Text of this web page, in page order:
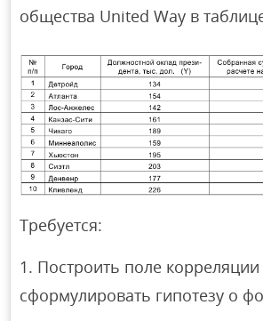
общества United Way в
Требуется:
Построить поле корреляции
сформулировать гипотезу о